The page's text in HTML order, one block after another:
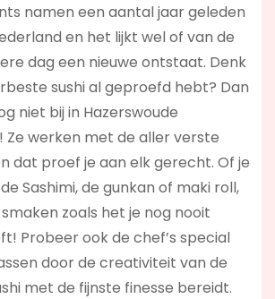
namen een aantal jaar geleden
en het lijkt wel of van de
dag een nieuwe ontstaat. Denk
sushi al geproefd hebt? Dan
niet bij in Hazerswoude
Ze werken met de aller verste
dat proef je aan elk gerecht. Of je
Sashimi, de gunkan of maki roll,
zoals het je nog nooit
Probeer ook de chef’s special
door de creativiteit van de
met de fijnste finesse bereidt.